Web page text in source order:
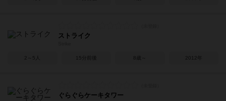
ストライク
2～5人 15分前後 8歳～ 2012年
ぐらぐらケーキタワー